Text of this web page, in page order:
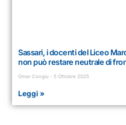
Sassari, i docenti del Liceo
non può restare neutrale di
Omar Congiu 5 Ottobre 2025
Leggi »